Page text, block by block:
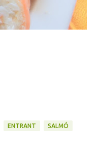
ENTRANT SALMÓ